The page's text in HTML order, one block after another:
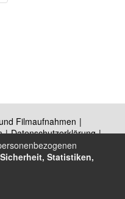
Filmaufnahmen
Datenschutzerklärung
Sicherheit, Statistiken,